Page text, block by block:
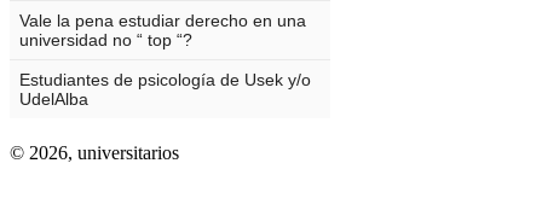
© 2026, universitarios